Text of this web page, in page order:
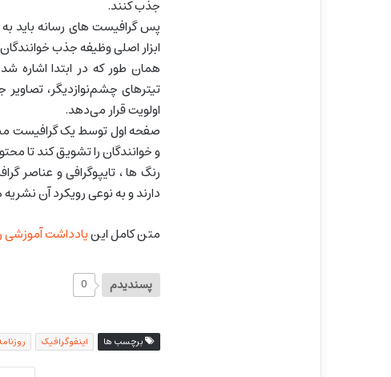
جذب کنند.
پس گرافیست های رسانه باید
ابزار اصلی وظیفه جذب
همان طور که در ابتدا اشاره
تیترهای چشم‌نوازدیگر،
اولویت قرار می‌دهد.
صفحه اول توسط یک گرافیست
و خوانندگان را تشویق کند تا
رنگ ها ، تایپوگرافی و عناصر
دارند و به نوعی رویکرد آن
متن کامل اینیادداشت آموزشی
پسندیدم 0
برچسب ها اینفوگرافیک